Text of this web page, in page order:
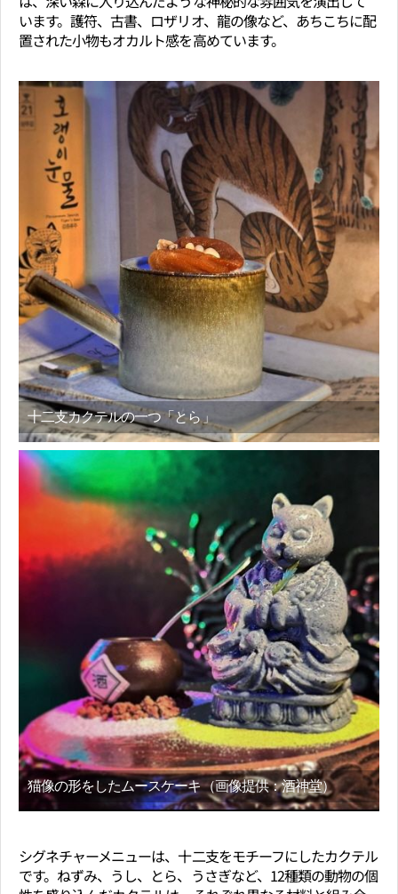
います。護符、古書、ロザリオ、龍の像など、あちこちに配
置された小物もオカルト感を高めています。
十二支カクテルの一つ「とら」
猫像の形をしたムースケーキ（画像提供：酒神堂）
シグネチャーメニューは、十二支をモチーフにしたカクテル
です。ねずみ、うし、とら、うさぎなど、12種類の動物の個